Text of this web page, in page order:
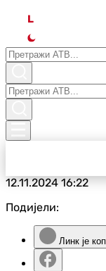
L
12.11.202416:22
Подијели:
Линк је